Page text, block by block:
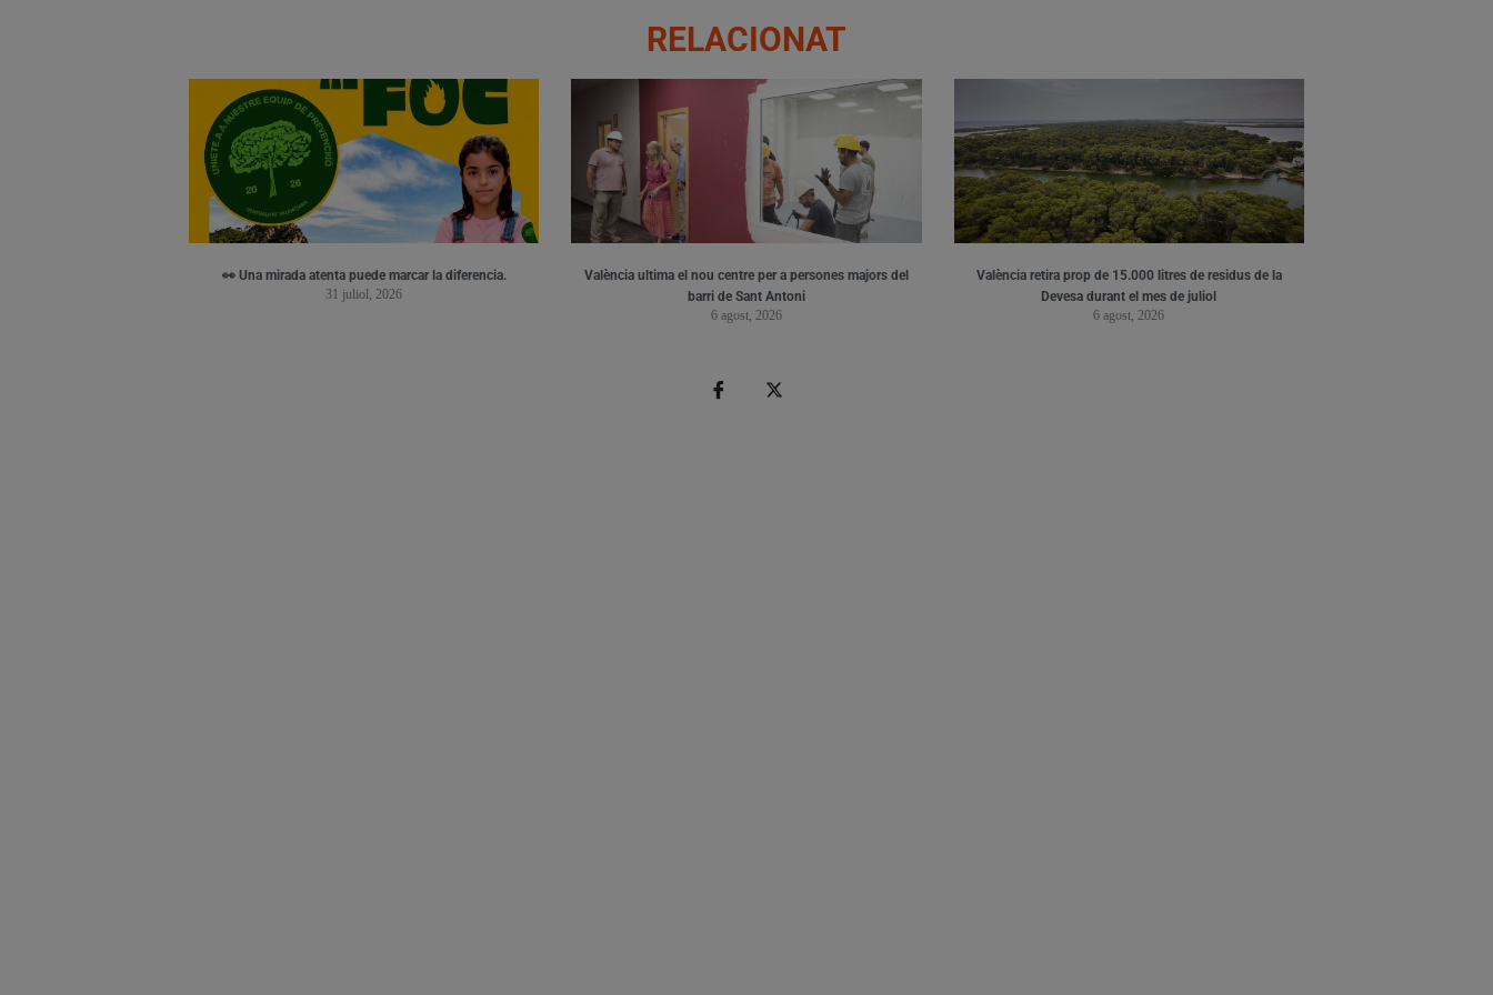
RELACIONAT
👀 Una mirada atenta puede marcar la diferencia.
31 juliol, 2026
València ultima el nou centre per a persones majors del
barri de Sant Antoni
6 agost, 2026
València retira prop de 15.000 litres de residus de la
Devesa durant el mes de juliol
6 agost, 2026